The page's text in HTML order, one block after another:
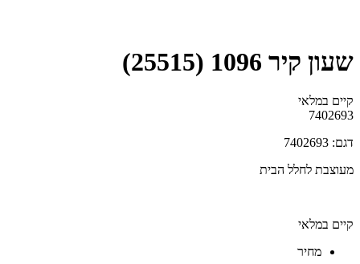
שעון קיר 1096 (25515)
קיים במלאי‬
7402693
דגם: 7402693
מעוצבת לחלל הבית
קיים במלאי
‫מחיר‬